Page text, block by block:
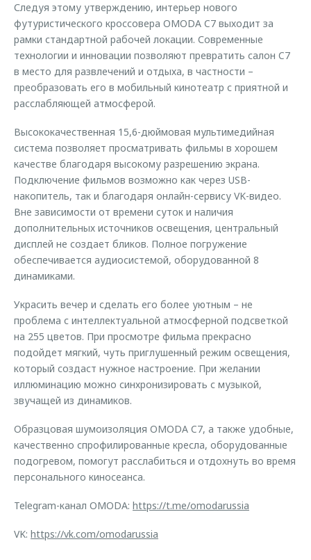
Следуя этому утверждению, интерьер нового
футуристического кроссовера OMODA C7 выходит за
рамки стандартной рабочей локации. Современные
технологии и инновации позволяют превратить салон C7
в место для развлечений и отдыха, в частности –
преобразовать его в мобильный кинотеатр с приятной и
расслабляющей атмосферой.
Высококачественная 15,6-дюймовая мультимедийная
система позволяет просматривать фильмы в хорошем
качестве благодаря высокому разрешению экрана.
Подключение фильмов возможно как через USB-
накопитель, так и благодаря онлайн-сервису VK-видео.
Вне зависимости от времени суток и наличия
дополнительных источников освещения, центральный
дисплей не создает бликов. Полное погружение
обеспечивается аудиосистемой, оборудованной 8
динамиками.
Украсить вечер и сделать его более уютным – не
проблема с интеллектуальной атмосферной подсветкой
на 255 цветов. При просмотре фильма прекрасно
подойдет мягкий, чуть приглушенный режим освещения,
который создаст нужное настроение. При желании
иллюминацию можно синхронизировать с музыкой,
звучащей из динамиков.
Образцовая шумоизоляция OMODA C7, а также удобные,
качественно спрофилированные кресла, оборудованные
подогревом, помогут расслабиться и отдохнуть во время
персонального киносеанса.
Telegram-канал OMODA: https://t.me/omodarussia
VK: https://vk.com/omodarussia